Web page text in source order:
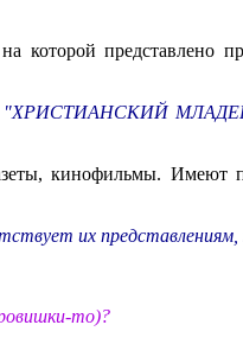
которой представлено
кинофильмы. Имеют
их
то)?